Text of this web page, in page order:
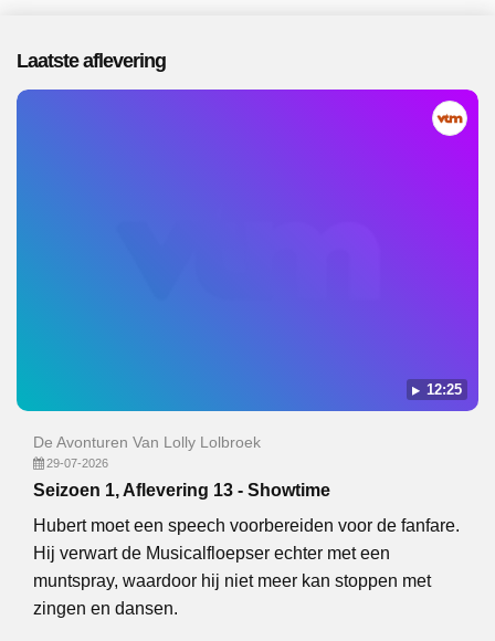
Lex. Sinds 2025 is het programma beschikbaar. Er zijn 20
afleveringen uitgezonden, de meest recente in juli 2026.
Laatste aflevering
12:25
De Avonturen Van Lolly Lolbroek
29-07-2026
Seizoen 1, Aflevering 13 - Showtime
Hubert moet een speech voorbereiden voor de fanfare.
Hij verwart de Musicalfloepser echter met een
muntspray, waardoor hij niet meer kan stoppen met
zingen en dansen.